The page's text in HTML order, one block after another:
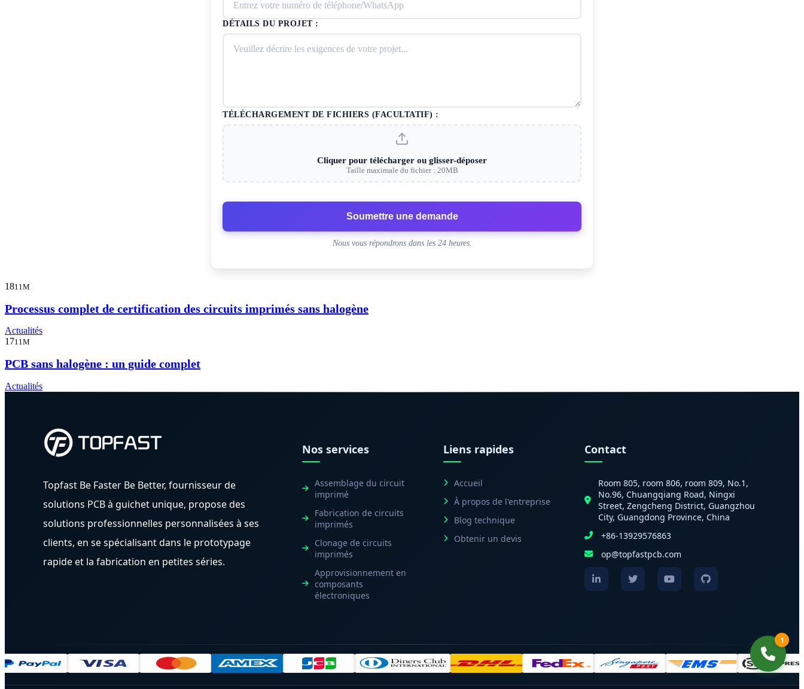
DÉTAILS DU PROJET :
TÉLÉCHARGEMENT DE FICHIERS (FACULTATIF) :
Cliquer pour télécharger ou glisser-déposer
Taille maximale du fichier : 20MB
Soumettre une demande
Nous vous répondrons dans les 24 heures.
1811M
Processus complet de certification des circuits imprimés sans halogène
Actualités
1711M
PCB sans halogène : un guide complet
Actualités
Topfast Be Faster Be Better, fournisseur de
solutions PCB à guichet unique, propose des
solutions professionnelles personnalisées à ses
clients, en se spécialisant dans le prototypage
rapide et la fabrication en petites séries.
Nos services
Assemblage du circuit
imprimé
Fabrication de circuits
imprimés
Clonage de circuits
imprimés
Approvisionnement en
composants
électroniques
Liens rapides
Accueil
À propos de l'entreprise
Blog technique
Obtenir un devis
Contact
Room 805, room 806, room 809, No.1,
No.96, Chuangqiang Road, Ningxi
Street, Zengcheng District, Guangzhou
City, Guangdong Province, China
+86-13929576863
op@topfastpcb.com
1